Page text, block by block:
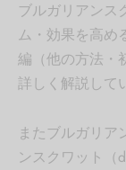
ブルガリアンス
ム・効果を高め
編（他の方法・
詳しく解説して
またブルガリア
ンスクワット（